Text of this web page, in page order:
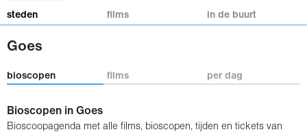
steden films in de buurt
Goes
bioscopen films per dag
Bioscopen in Goes
Bioscoopagenda met alle films, bioscopen, tijden en tickets van